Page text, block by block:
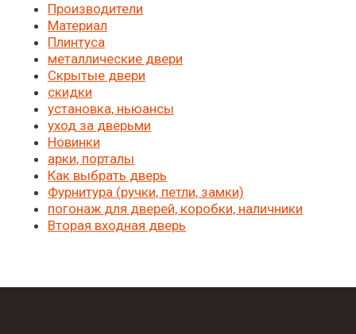
Производители
Материал
Плинтуса
металлические двери
Скрытые двери
скидки
установка, ньюансы
уход за дверьми
Новинки
арки, порталы
Как выбрать дверь
Фурнитура (ручки, петли, замки)
погонаж для дверей, коробки, наличники
Вторая входная дверь